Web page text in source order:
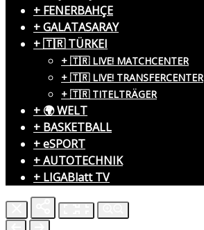
+ FENERBAHÇE
+ GALATASARAY
+ 🇹🇷 TÜRKEI
+ 🇹🇷 LIVE! MATCHCENTER
+ 🇹🇷 LIVE! TRANSFERCENTER
+ 🇹🇷 TITELTRÄGER
+ 🌍 WELT
+ BASKETBALL
+ eSPORT
+ AUTOTECHNIK
+ LIGABlatt TV